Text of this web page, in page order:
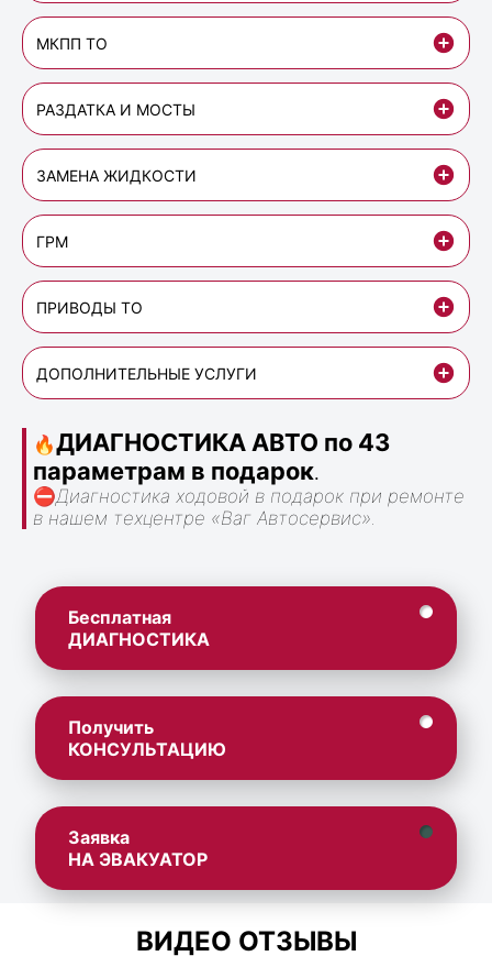
МКПП ТО
РАЗДАТКА И МОСТЫ
ЗАМЕНА ЖИДКОСТИ
ГРМ
ПРИВОДЫ ТО
ДОПОЛНИТЕЛЬНЫЕ УСЛУГИ
🔥ДИАГНОСТИКА АВТО по 43
параметрам в подарок.
⛔Диагностика ходовой в подарок при ремонте
в нашем техцентре «Ваг Автосервис».
Бесплатная
ДИАГНОСТИКА
Получить
КОНСУЛЬТАЦИЮ
Заявка
НА ЭВАКУАТОР
ВИДЕО ОТЗЫВЫ